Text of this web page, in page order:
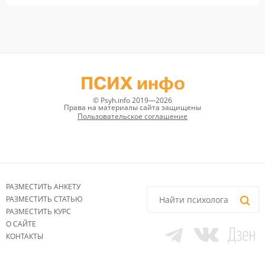
ПСИХ инфо
© Psyh.info 2019—2026
Права на материалы сайта защищены
Пользовательское соглашение
РАЗМЕСТИТЬ АНКЕТУ
РАЗМЕСТИТЬ СТАТЬЮ
РАЗМЕСТИТЬ КУРС
О САЙТЕ
КОНТАКТЫ